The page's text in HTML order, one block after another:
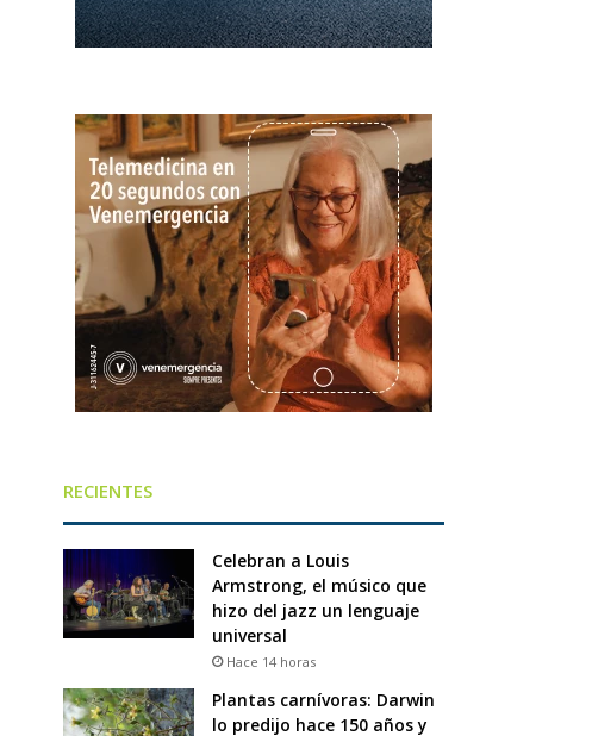
RECIENTES
Celebran a Louis
Armstrong, el músico que
hizo del jazz un lenguaje
universal
Hace 14 horas
Plantas carnívoras: Darwin
lo predijo hace 150 años y